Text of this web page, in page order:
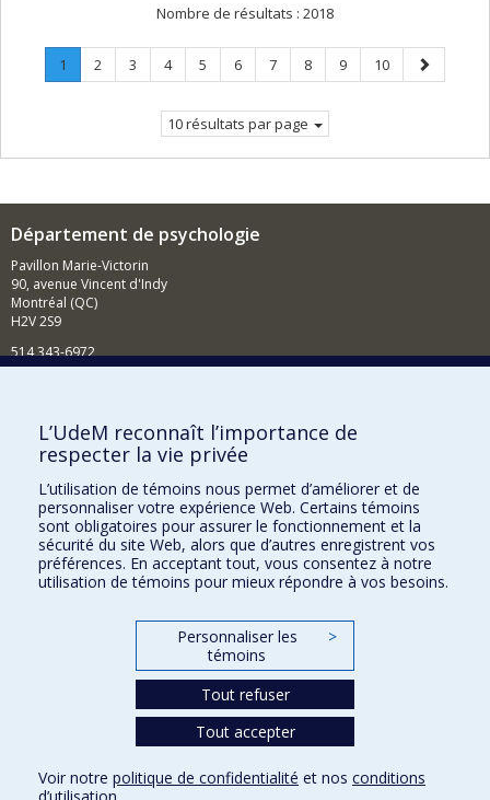
Nombre de résultats : 2018
Page
1
Page
Page
2 Page
3 Page
4 Page
5 Page
6 Page
7 Page
8 Page
9 Page
10
Page
suivante
10 résultats par page
Département de psychologie
Pavillon Marie-Victorin
90, avenue Vincent d'Indy
Montréal (QC)
H2V 2S9
514 343-6972
Comment soutenir le Département?
BESOIN D'AIDE?
Plan du site
Signaler une erreur
Accessibilité
FACULTÉ DES ARTS ET DES SCIENCES
Nos départements et écoles
Conditions d’utilisation
L’UdeM reconnaît l’importance de
respecter la vie privée
L’utilisation de témoins nous permet d’améliorer et de
personnaliser votre expérience Web. Certains témoins
sont obligatoires pour assurer le fonctionnement et la
sécurité du site Web, alors que d’autres enregistrent vos
préférences. En acceptant tout, vous consentez à notre
utilisation de témoins pour mieux répondre à vos besoins.
Personnaliser les
témoins
>
Tout refuser
Tout accepter
Voir notre politique de confidentialité et nos conditions